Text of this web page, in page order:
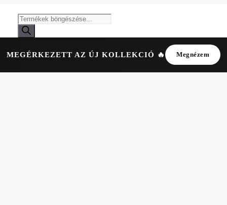
MEGÉRKEZETT AZ ÚJ KOLLEKCIÓ 🔥 Megnézem